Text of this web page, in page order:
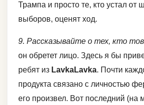
Трампа и просто те, кто устал от
выборов, оценят ход.
9. Рассказывайте о тех, кто
он обретет лицо. Здесь я бы
ребят из LavkaLavka. Почти
продукта связано с личностью
его произвел. Вот последний (на